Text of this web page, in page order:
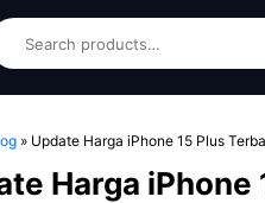
» Update Harga iPhone 15 Plus
Harga iPhone